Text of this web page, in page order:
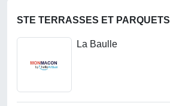
STE TERRASSES ET PARQUETS
La Baulle